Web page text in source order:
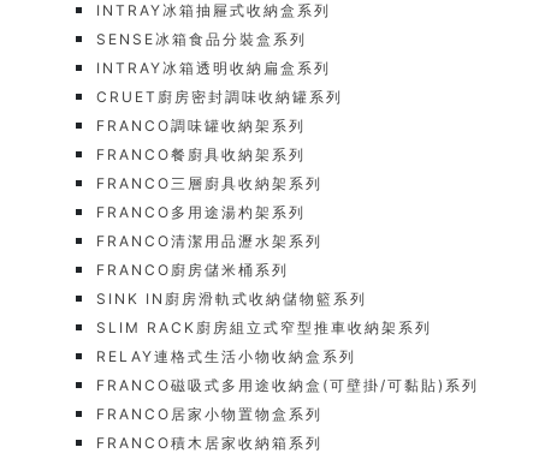
INTRAY冰箱抽屜式收納盒系列
SENSE冰箱食品分裝盒系列
INTRAY冰箱透明收納扁盒系列
CRUET廚房密封調味收納罐系列
FRANCO調味罐收納架系列
FRANCO餐廚具收納架系列
FRANCO三層廚具收納架系列
FRANCO多用途湯杓架系列
FRANCO清潔用品瀝水架系列
FRANCO廚房儲米桶系列
SINK IN廚房滑軌式收納儲物籃系列
SLIM RACK廚房組立式窄型推車收納架系列
RELAY連格式生活小物收納盒系列
FRANCO磁吸式多用途收納盒(可壁掛/可黏貼)系列
FRANCO居家小物置物盒系列
FRANCO積木居家收納箱系列